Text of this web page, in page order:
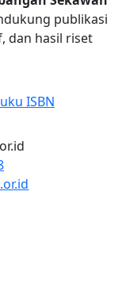
publikasi
dan hasil riset
ISBN